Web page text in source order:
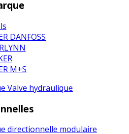
DANFOSS
M+S
Valve hydraulique